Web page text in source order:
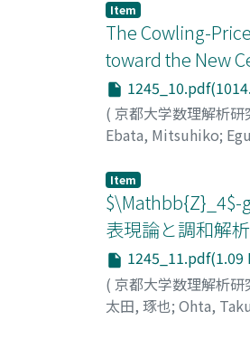
Item
The Cowling-
toward the New
( 京都大学数理解析研
Ebata, Mitsuhiko;
Item
$\Mathbb{Z}_4$-
表現論と調和解
1245_11.pdf(1.09
( 京都大学数理解析研
太田, 琢也; Ohta,